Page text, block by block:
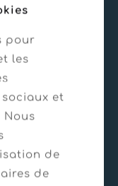
pour
les
et
de
de